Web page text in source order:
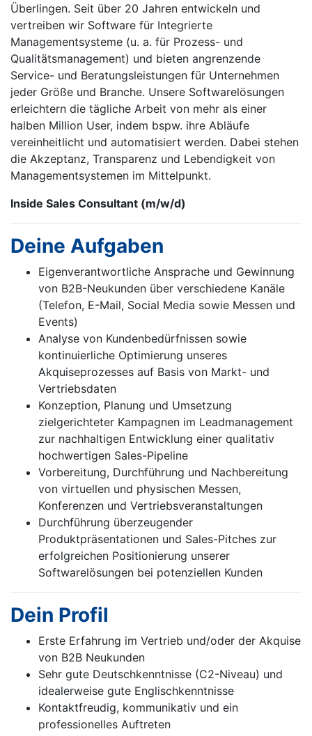
Überlingen. Seit über 20 Jahren entwickeln und
vertreiben wir Software für Integrierte
Managementsysteme (u. a. für Prozess- und
Qualitätsmanagement) und bieten angrenzende
Service- und Beratungsleistungen für Unternehmen
jeder Größe und Branche. Unsere Softwarelösungen
erleichtern die tägliche Arbeit von mehr als einer
halben Million User, indem bspw. ihre Abläufe
vereinheitlicht und automatisiert werden. Dabei stehen
die Akzeptanz, Transparenz und Lebendigkeit von
Managementsystemen im Mittelpunkt.
Inside Sales Consultant (m/w/d)
Deine Aufgaben
Eigenverantwortliche Ansprache und Gewinnung
von B2B-Neukunden über verschiedene Kanäle
(Telefon, E-Mail, Social Media sowie Messen und
Events)
Analyse von Kundenbedürfnissen sowie
kontinuierliche Optimierung unseres
Akquiseprozesses auf Basis von Markt- und
Vertriebsdaten
Konzeption, Planung und Umsetzung
zielgerichteter Kampagnen im Leadmanagement
zur nachhaltigen Entwicklung einer qualitativ
hochwertigen Sales-Pipeline
Vorbereitung, Durchführung und Nachbereitung
von virtuellen und physischen Messen,
Konferenzen und Vertriebsveranstaltungen
Durchführung überzeugender
Produktpräsentationen und Sales-Pitches zur
erfolgreichen Positionierung unserer
Softwarelösungen bei potenziellen Kunden
Dein Profil
Erste Erfahrung im Vertrieb und/oder der Akquise
von B2B Neukunden
Sehr gute Deutschkenntnisse (C2-Niveau) und
idealerweise gute Englischkenntnisse
Kontaktfreudig, kommunikativ und ein
professionelles Auftreten